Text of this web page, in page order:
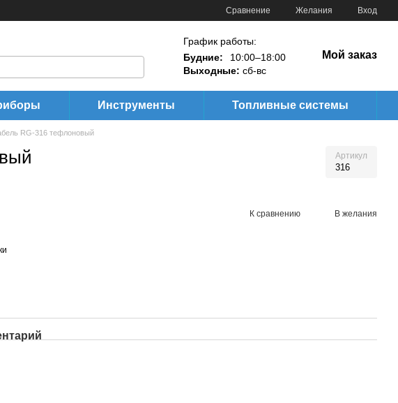
Сравнение Желания Вход
График работы:
Будние:
10:00–18:00
Выходные: сб-вс
Мой заказ
Инструменты Топливные системы
RG-316 тефлоновый
Артикул
316
К сравнению В желания